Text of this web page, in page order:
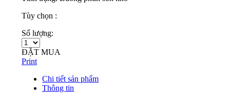
Tùy chọn :
Số lượng:
ĐẶT MUA
Print
Chi tiết sản phẩm
Thông tin